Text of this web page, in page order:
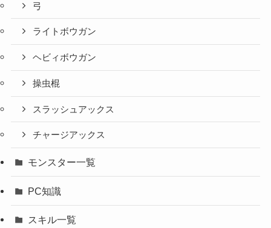
弓
ライトボウガン
ヘビィボウガン
操虫棍
スラッシュアックス
チャージアックス
モンスター一覧
PC知識
スキル一覧